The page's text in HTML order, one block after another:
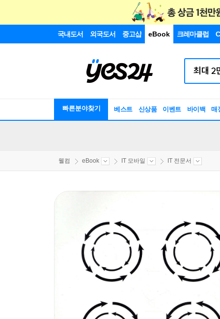
국내도서 외국도서 중고샵 eBook 크레마클럽
빠른분야찾기 베스트 신상품 이벤트 바이백 매
웰컴 eBook IT 모바일 IT 전문서